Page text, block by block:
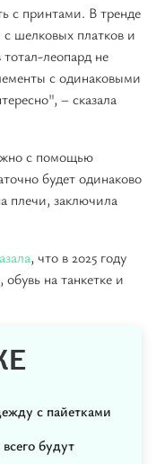
с принтами. В тренде
шелковых платков и
леопард не
с одинаковыми
– сказала
с помощью
будет одинаково
плечи, заключила
, что в 2025 году
на танкетке и
с пайетками
будут